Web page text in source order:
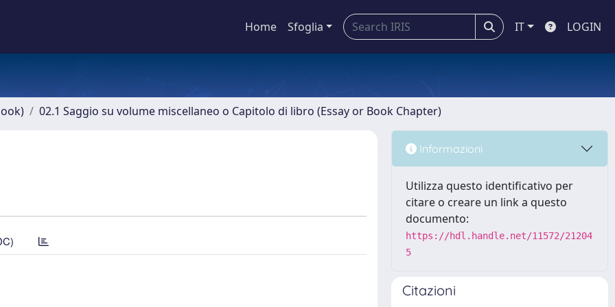
Home Sfoglia IT LOGIN
02.1 Saggio su volume miscellaneo o Capitolo di libro (Essay or Book Chapter)
Informazioni
Utilizza questo identificativo per
citare o creare un link a questo
documento:
https://hdl.handle.net/11572/21204
5
Citazioni